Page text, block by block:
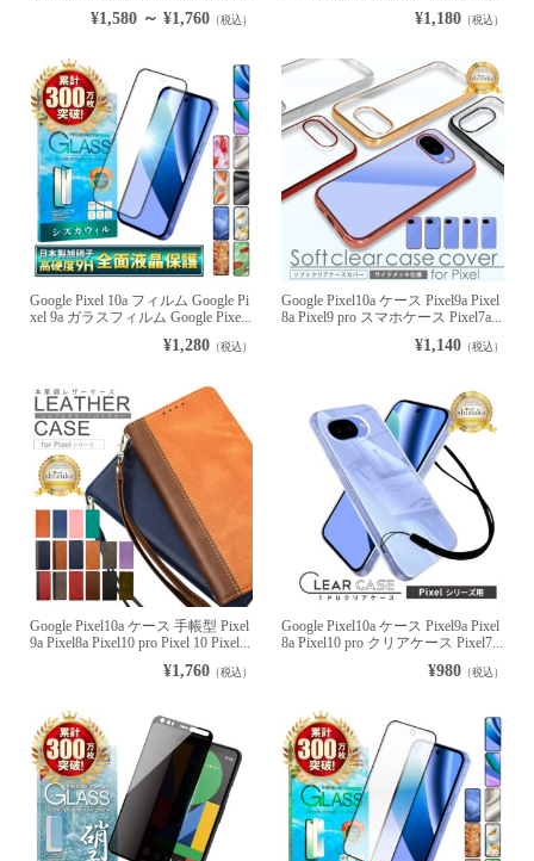
¥1,580 ～ ¥1,760（税込） ¥1,180 （税込）
Google Pixel 10a フィルム Google Pi
xel 9a ガラスフィルム Google Pixe...
¥1,280（税込）
Google Pixel10a ケース Pixel9a Pixel
8a Pixel9 pro スマホケース Pixel7a...
¥1,140 （税込）
Google Pixel10a ケース 手帳型 Pixel
9a Pixel8a Pixel10 pro Pixel 10 Pixel...
¥1,760（税込）
Google Pixel10a ケース Pixel9a Pixel
8a Pixel10 pro クリアケース Pixel7...
¥980 （税込）